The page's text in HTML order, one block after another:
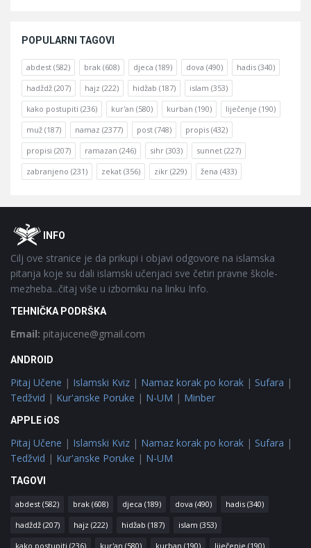
POPULARNI TAGOVI
abdest (582) brak (608) djeca (189) dova (490) hadis (340)
hadždž (207) hajz (222) hidžab (187) islam (353)
kako postupiti (236) kur'an (580) kurban (190) liječenje (190)
muž (187) namaz (2377) post (748) propis (432)
propisi (207) ramazan (246) sihr (303) sunnet (227)
zabranjeno (231) zekat (356) zikr (229) žena (433)
FooterOINFO
Cilj ove stranice je da prikupi i objavi odgovore na islamska
pitanja koje su dali islamski učenjaci sve četiri pravne škole-
mezheba...čitaj više u izborniku na linku Info.
TEHNIČKA PODRŠKA
Email: pitajucene@gmail.com
ANDROID
Pitaj Učene | Islamski Kviz | Namaz korak po korak | Sufara |
Tedžvid | Kur'anske Poruke | N-UM | Minber
APPLE iOS
Pitaj Učene | Islamski Kviz | Namaz korak po korak | Sufara |
Tedžvid | Kur'anske Poruke | N-UM
TAGOVI
abdest (582) brak (608) djeca (189) dova (490) hadis (340)
hadždž (207) hajz (222) hidžab (187) islam (353)
kako postupiti (236) kur'an (580) kurban (190) liječenje (190)